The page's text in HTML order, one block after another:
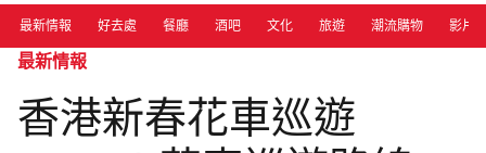
最新情報 好去處 餐廳 酒吧 文化 旅遊 潮流購物 影片
最新情報
香港新春花車巡遊